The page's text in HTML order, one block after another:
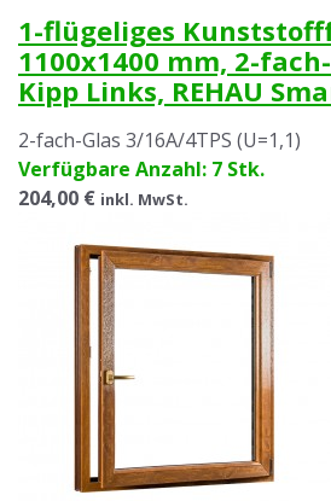
1-flügeliges
1100x1400 mm, 2-
Kipp Links, REHAU
2-fach-Glas 3/16A/4TPS (U=1,1)
Verfügbare Anzahl: 7 Stk.
204,00 € inkl. MwSt.